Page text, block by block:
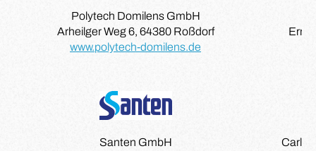
Polytech Domilens GmbH
Arheilger Weg 6, 64380 Roßdorf
www.polytech-domilens.de
Santen GmbH
Carl